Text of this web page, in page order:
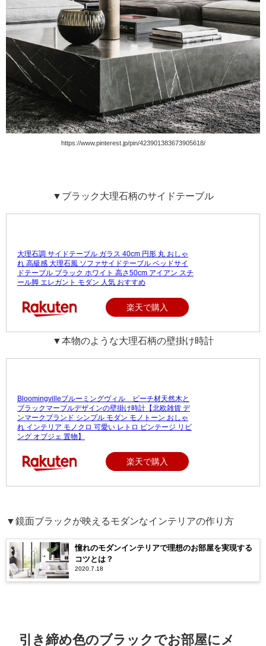
https://www.pinterest.jp/pin/423901383673905618/
▼ブラック大理石柄のサイドテーブル
大理石調 サイドテーブル ガラス 40cm 円形 丸 おしゃ
れ 高級感 大理石風 ソファサイドテーブル ベッドサイ
ドテーブル ブラック ホワイト 高さ50cm アイアン スチ
ール脚 エレガント モダン 人気 おすすめ
楽天で購入
▼本物のような大理石柄の壁掛け時計
Bloomingvilleブルーミングヴィル ビーチ材天然木と
ブラックマーブルデザインの壁掛け時計【北欧雑貨 デ
ンマークブランド シンプル モダン モノトーン おしゃ
れ インテリア モノクロ 可愛い レトロ ビンテージ リビ
ング オブジェ 置物】
楽天で購入
▼鏡面ブラックが映えるモダンなインテリアの作り方
憧れのモダンインテリアで理想のお部屋を実現する
コツとは？
2020.7.18
引き締め色のブラックでお部屋にメ